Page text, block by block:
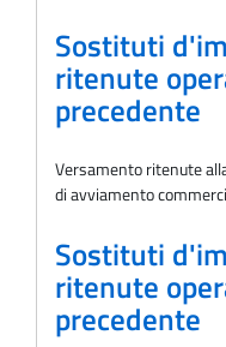
Sostituti
ritenute
precedente
Versamento ritenute
di avviamento
Sostituti
ritenute
precedente